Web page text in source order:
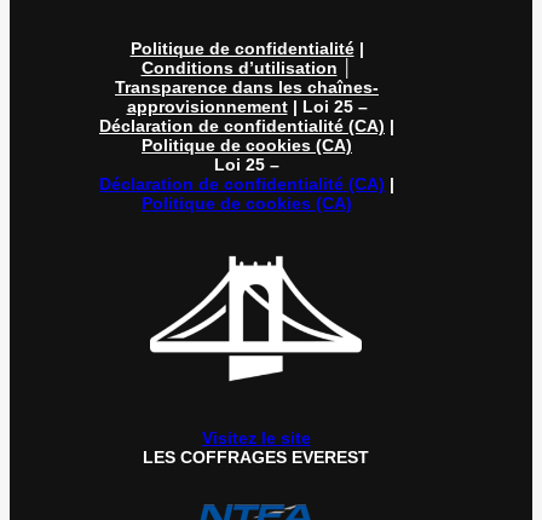
Politique de confidentialité|
Conditions d’utilisation
Transparence dans les chaînes-
approvisionnement| Loi 25 –
Déclaration de confidentialité (CA) |
Politique de cookies (CA)
Loi 25 –
Déclaration de confidentialité (CA) |
Politique de cookies (CA)
Visitez le site
LES COFFRAGES EVEREST